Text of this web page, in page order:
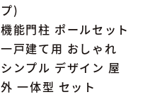
プ)
機能門柱 ポールセット
一戸建て用 おしゃれ
シンプル デザイン 屋
外 一体型 セット